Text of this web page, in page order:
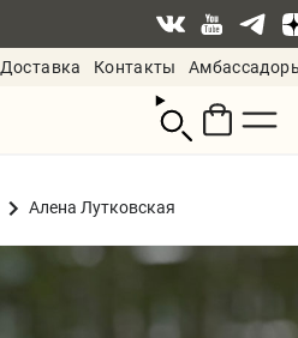
Доставка Контакты
Смотреть
корзину
Алена Лутковская